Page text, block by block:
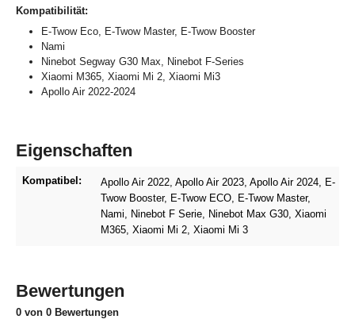
Kompatibilität:
E-Twow Eco, E-Twow Master, E-Twow Booster
Nami
Ninebot Segway G30 Max, Ninebot F-Series
Xiaomi M365, Xiaomi Mi 2, Xiaomi Mi3
Apollo Air 2022-2024
Eigenschaften
Kompatibel: Apollo Air 2022, Apollo Air 2023, Apollo Air 2024, E-
Twow Booster, E-Twow ECO, E-Twow Master,
Nami, Ninebot F Serie, Ninebot Max G30, Xiaomi
M365, Xiaomi Mi 2, Xiaomi Mi 3
Bewertungen
0 von 0 Bewertungen